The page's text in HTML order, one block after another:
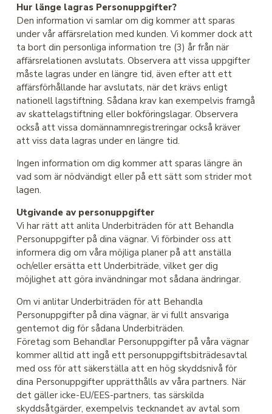
Hur länge lagras Personuppgifter?
Den information vi samlar om dig kommer att sparas
under vår affärsrelation med kunden. Vi kommer dock att
ta bort din personliga information tre (3) år från när
affärsrelationen avslutats. Observera att vissa uppgifter
måste lagras under en längre tid, även efter att ett
affärsförhållande har avslutats, när det krävs enligt
nationell lagstiftning. Sådana krav kan exempelvis framgå
av skattelagstiftning eller bokföringslagar. Observera
också att vissa domännamnregistreringar också kräver
att viss data lagras under en längre tid.
Ingen information om dig kommer att sparas längre än
vad som är nödvändigt eller på ett sätt som strider mot
lagen.
Utgivande av personuppgifter
Vi har rätt att anlita Underbiträden för att Behandla
Personuppgifter på dina vägnar. Vi förbinder oss att
informera dig om våra möjliga planer på att anställa
och/eller ersätta ett Underbiträde, vilket ger dig
möjlighet att göra invändningar mot sådana ändringar.
Om vi anlitar Underbiträden för att Behandla
Personuppgifter på dina vägnar, är vi fullt ansvariga
gentemot dig för sådana Underbiträden.
Företag som Behandlar Personuppgifter på våra vägnar
kommer alltid att ingå ett personuppgiftsbiträdesavtal
med oss för att säkerställa att en hög skyddsnivå för
dina Personuppgifter upprätthålls av våra partners. När
det gäller icke-EU/EES-partners, tas särskilda
skyddsåtgärder, exempelvis tecknandet av avtal som